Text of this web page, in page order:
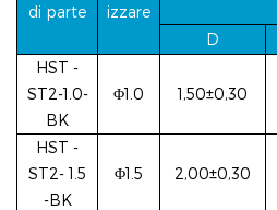
di parte
izzare
D
HST -
ST2-1.0-
BK
Φ1.0 1,50±0,30
HST -
ST2-1.5
-BK
Φ1.5 2,00±0,30